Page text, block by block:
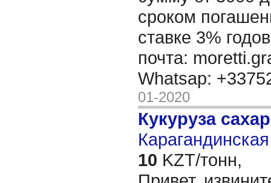
сроком
ставке 3%
почта:
Whatsap:
01-2020
Кукуруза
10 KZT/тонн,